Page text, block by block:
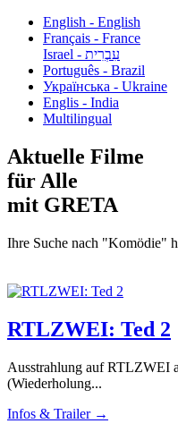
English - English
Français - France
עִבְרִית - Israel
Português - Brazil
Українська - Ukraine
Englis - India
Multilingual
Aktuelle Filme
für Alle
mit GRETA
Ihre Suche nach "Komödie"
RTLZWEI: Ted 2
Ausstrahlung auf RTLZWEI
(Wiederholung...
Infos & Trailer →